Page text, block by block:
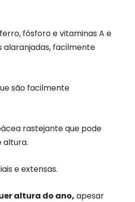
ferro, fósforo e vitaminas A e
alaranjadas, facilmente
são facilmente
rastejante que pode
altura.
e extensas.
altura do ano, apesar